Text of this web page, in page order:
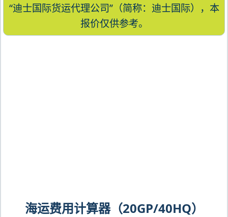
“迪士国际货运代理公司”（简称：迪士国际），本
报价仅供参考。
海运费用计算器（20GP/40HQ）